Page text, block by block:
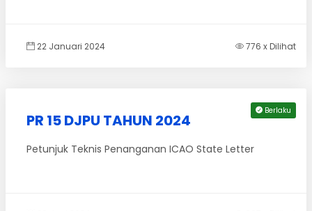
22 Januari 2024 776 x Dilihat
Berlaku
PR 15 DJPU TAHUN 2024
Petunjuk Teknis Penanganan ICAO State Letter